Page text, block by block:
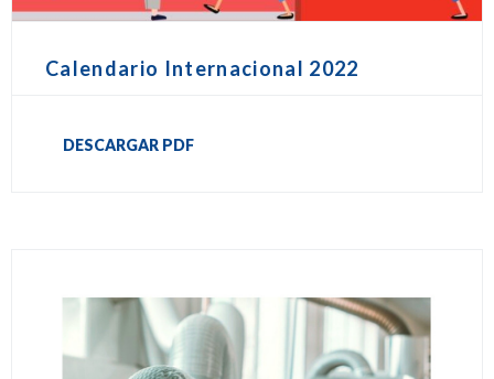
Calendario Internacional 2022
DESCARGAR PDF